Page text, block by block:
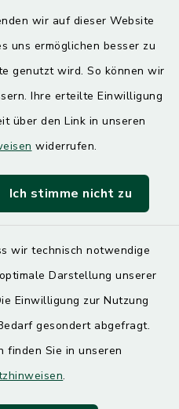
wir auf dieser Website
uns ermöglichen besser zu
genutzt wird. So können wir
Ihre erteilte Einwilligung
über den Link in unseren
widerrufen.
Ich stimme nicht zu
wir technisch notwendige
Darstellung unserer
Einwilligung zur Nutzung
gesondert abgefragt.
finden Sie in unseren
.